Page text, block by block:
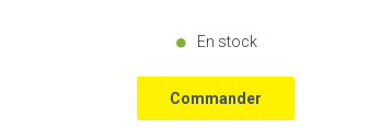
En stock